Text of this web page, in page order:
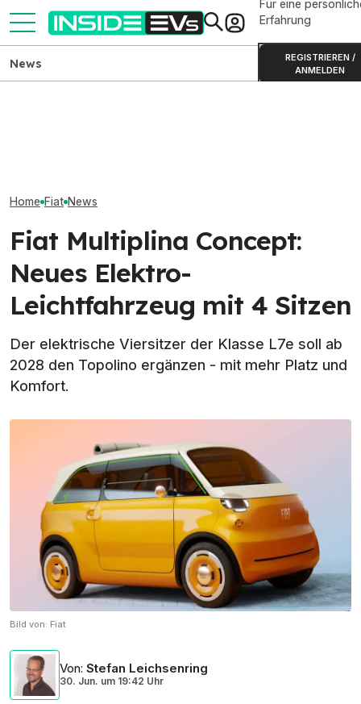
Für eine
Erfahrung
REGISTRIEREN /
ANMELDEN
News
Home Fiat News
Fiat Multiplina Concept:
Neues Elektro-
Leichtfahrzeug mit 4 Sitzen
Der elektrische Viersitzer der Klasse L7e soll ab
2028 den Topolino ergänzen - mit mehr Platz und
Komfort.
Bild von: Fiat
Von: Stefan Leichsenring
30. Jun. um 19:42 Uhr